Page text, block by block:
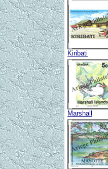
Kiribati
Marshall